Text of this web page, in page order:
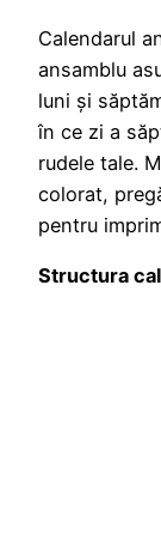
Calendarul
ansamblu
luni și
în ce zi a
rudele tale.
colorat,
pentru
Structura